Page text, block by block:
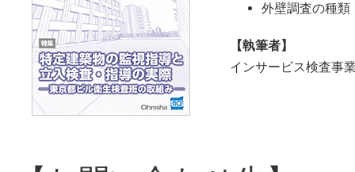
外壁調査の種類
【執筆者】
インサービス検査事